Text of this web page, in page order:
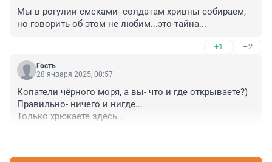
Мы в рогулии смсками- солдатам хривны собираем,
но говорить об этом не любим...это-тайна...
+1 –2
Гость
28 января 2025, 00:57
Копатели чёрного моря, а вы- что и где открываете?)
Правильно- ничего и нигде...
Только хрюкаете здесь...